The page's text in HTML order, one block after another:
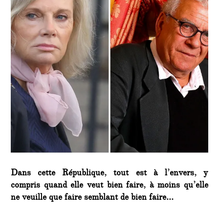
Dans cette République, tout est à l’envers, y
compris quand elle veut bien faire, à moins qu’elle
ne veuille que faire semblant de bien faire…